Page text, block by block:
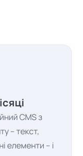
CMS з
– текст,
елементи – і